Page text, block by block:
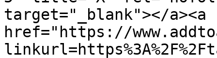
target="_blank"></a><a
href="https://